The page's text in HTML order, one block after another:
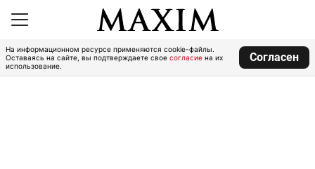
На информационном ресурсе применяются cookie-файлы.
Оставаясь на сайте, вы подтверждаете свое согласие на их
использование.
Согласен